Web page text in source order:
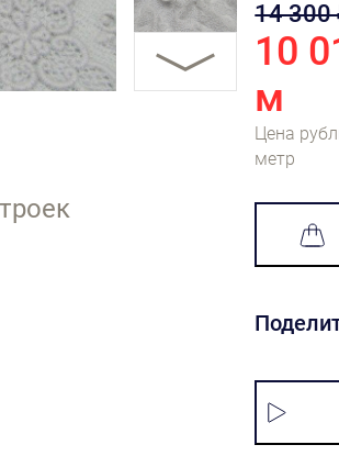
14
10
м
Цена
метр